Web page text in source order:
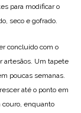
para modificar o
seco e gofrado.
concluído com o
artesãos. Um tapete
poucas semanas.
até o ponto em
enquanto